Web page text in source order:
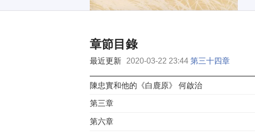
章節目錄
最近更新 2020-03-22 23:44 第三十四章
陳忠實和他的《白鹿原》 何啟治
第三章
第六章